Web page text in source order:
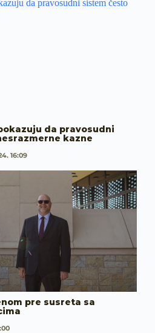
da pravosudni
kazne
16:09
pre susreta sa